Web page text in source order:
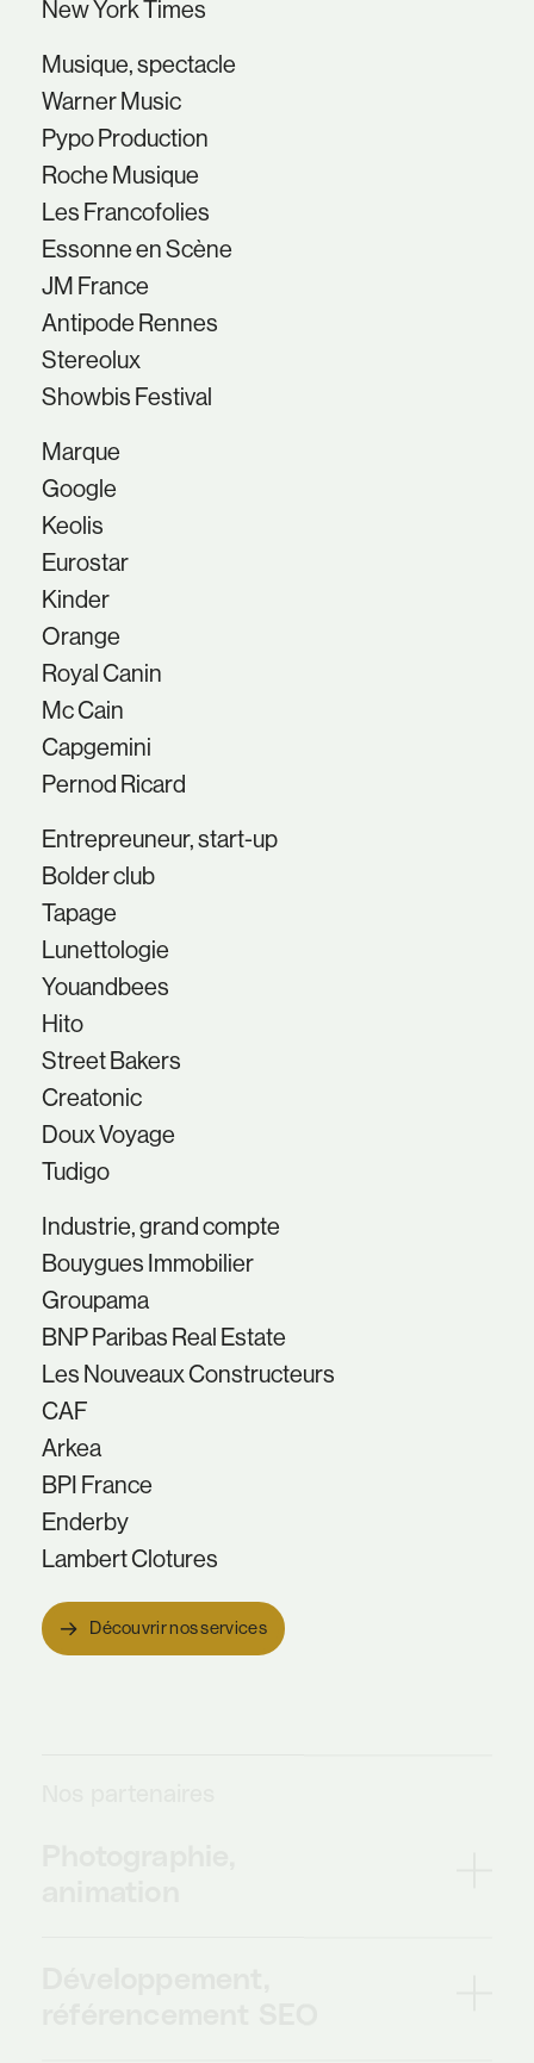
New York Times
Musique, spectacle
Warner Music
Pypo Production
Roche Musique
Les Francofolies
Essonne en Scène
JM France
Antipode Rennes
Stereolux
Showbis Festival
Marque
Google
Keolis
Eurostar
Kinder
Orange
Royal Canin
Mc Cain
Capgemini
Pernod Ricard
Entrepreuneur, start-up
Bolder club
Tapage
Lunettologie
Youandbees
Hito
Street Bakers
Creatonic
Doux Voyage
Tudigo
Industrie, grand compte
Bouygues Immobilier
Groupama
BNP Paribas Real Estate
Les Nouveaux Constructeurs
CAF
Arkea
BPI France
Enderby
Lambert Clotures
Découvrir nos services